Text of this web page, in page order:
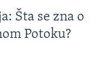
Šta se zna o
Potoku?